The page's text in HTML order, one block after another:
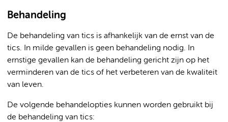
Behandeling
De behandeling van tics is afhankelijk van de ernst van de
tics. In milde gevallen is geen behandeling nodig. In
ernstige gevallen kan de behandeling gericht zijn op het
verminderen van de tics of het verbeteren van de kwaliteit
van leven.
De volgende behandelopties kunnen worden gebruikt bij
de behandeling van tics: